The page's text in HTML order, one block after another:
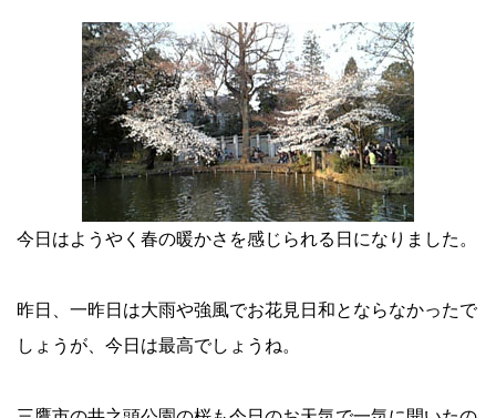
今日はようやく春の暖かさを感じられる日になりました。
昨日、一昨日は大雨や強風でお花見日和とならなかったで
しょうが、今日は最高でしょうね。